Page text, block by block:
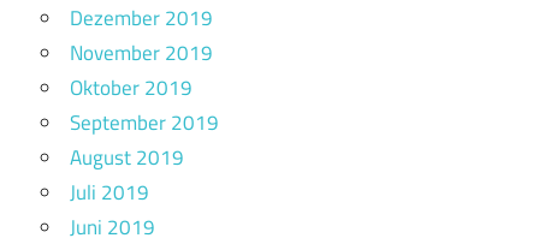
Dezember 2019
November 2019
Oktober 2019
September 2019
August 2019
Juli 2019
Juni 2019